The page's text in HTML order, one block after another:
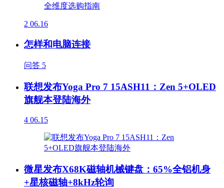
2 06.16
怎样和电脑连接
问答 5
联想发布Yoga Pro 7 15ASH11：Zen 5+OLED
旗舰本登陆海外
4 06.15
微星发布X68K磁轴机械键盘：65%全铝机身
+星核磁轴+8kHz轮询